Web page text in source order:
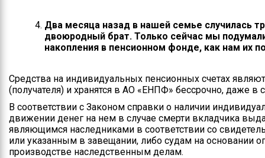
Два месяца назад в нашей семье случилась
двоюродный брат. Только сейчас мы
накопления в пенсионном фонде, как нам их
Средства на индивидуальных пенсионных счетах
(получателя) и хранятся в АО «ЕНПФ» бессрочно, даже в
В соответствии с Законом справки о наличии
движении денег на нем в случае смерти вкладчика
являющимся наследниками в соответствии со
или указанным в завещании, либо судам на основании
производстве наследственным делам.